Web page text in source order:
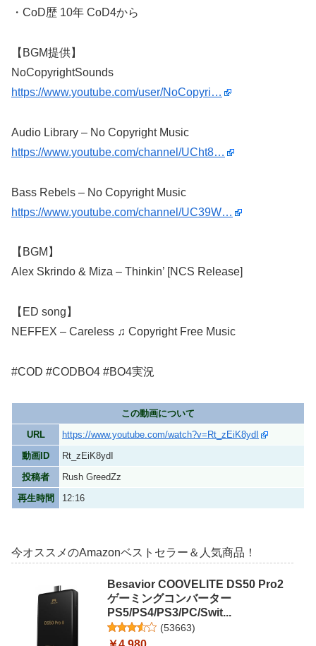
・CoD歴 10年 CoD4から
【BGM提供】
NoCopyrightSounds
https://www.youtube.com/user/NoCopyri…
Audio Library – No Copyright Music
https://www.youtube.com/channel/UCht8…
Bass Rebels – No Copyright Music
https://www.youtube.com/channel/UC39W…
【BGM】
Alex Skrindo & Miza – Thinkin’ [NCS Release]
【ED song】
NEFFEX – Careless ♫ Copyright Free Music
#COD #CODBO4 #BO4実況
この動画について
URL
https://www.youtube.com/watch?v=Rt_zEiK8ydI
動画ID
Rt_zEiK8ydI
投稿者
Rush GreedZz
再生時間
12:16
今オススメのAmazonベストセラー＆人気商品！
Besavior COOVELITE DS50 Pro2
ゲーミングコンバーター
PS5/PS4/PS3/PC/Swit...
(53663)